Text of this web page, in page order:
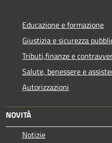
Educazione e formazione
Giustizia e sicurezza
Tributi,finanze e
Salute, benessere e
Autorizzazioni
NOVITÀ
Notizie